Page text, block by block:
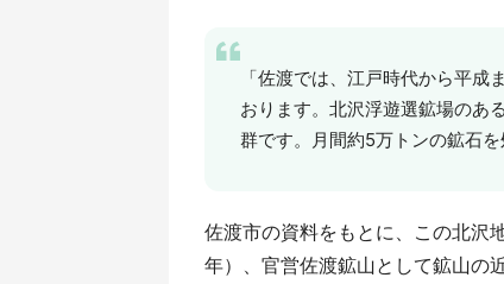
「佐渡では、江戸時代から平
おります。北沢浮遊選鉱場のあ
群です。月間約5万トンの鉱石
佐渡市の資料をもとに、この北沢
年）、官営佐渡鉱山として鉱山の